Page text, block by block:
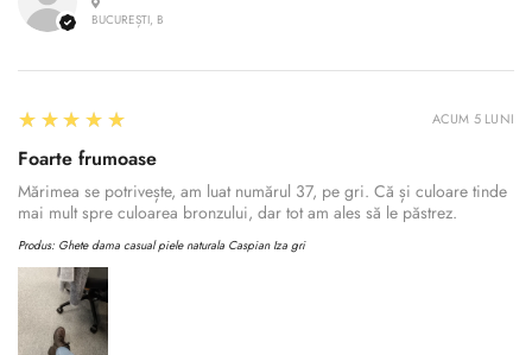
BUCUREȘTI, B
5
★★★★★
Foarte frumoase
Mărimea se potrivește, am luat numărul 37, pe gri. Că și culoare tinde
mai mult spre culoarea bronzului, dar tot am ales să le păstrez.
Produs: Ghete dama casual piele naturala Caspian Iza gri
ACUM 5 LUNI